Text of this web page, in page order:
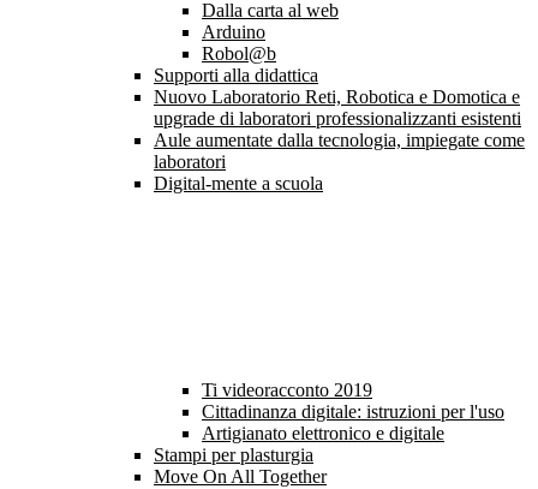
Dalla carta al web
Arduino
Robol@b
Supporti alla didattica
Nuovo Laboratorio Reti, Robotica e Domotica e
upgrade di laboratori professionalizzanti esistenti
Aule aumentate dalla tecnologia, impiegate come
laboratori
Digital-mente a scuola
Ti videoracconto 2019
Cittadinanza digitale: istruzioni per l'uso
Artigianato elettronico e digitale
Stampi per plasturgia
Move On All Together